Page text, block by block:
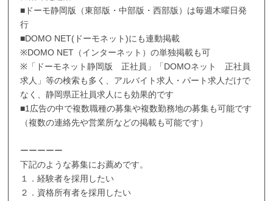
■ドーモ静岡版（東部版・中部版・西部版）は毎週木曜日発
行
■DOMO NET(ドーモネット)にも連動掲載
※DOMO NET（インターネット）の単独掲載も可
※「ドーモネット静岡版 正社員」「DOMOネット 正社員
求人」等の検索も多く、アルバイト求人・パート求人だけで
なく、静岡県正社員求人にも効果的です
■1広告の中で複数職種の募集や複数勤務地の募集も可能です
（複数の連絡先や営業所などの掲載も可能です）
ーーーーー
下記のような募集にお薦めです。
１．経験者を採用したい
２．資格所有者を採用したい